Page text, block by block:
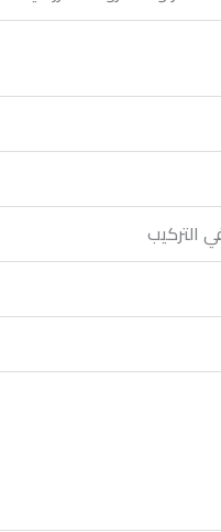
التركيب